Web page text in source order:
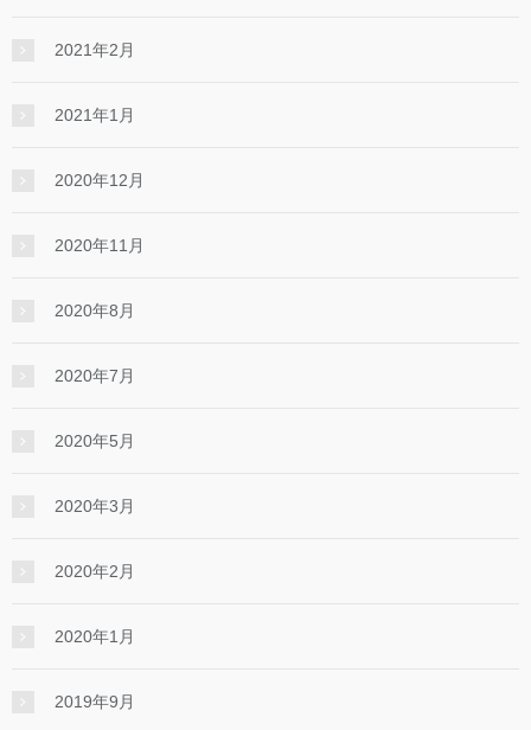
2021年2月
2021年1月
2020年12月
2020年11月
2020年8月
2020年7月
2020年5月
2020年3月
2020年2月
2020年1月
2019年9月